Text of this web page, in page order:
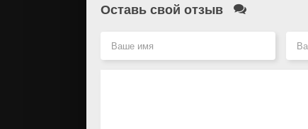
Оставь свой отзыв